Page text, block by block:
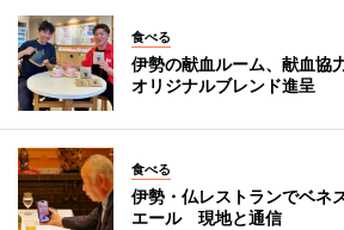
食べる
伊勢の献血ルーム、献血協
オリジナルブレンド進呈
食べる
伊勢・仏レストランでベネ
エール 現地と通信